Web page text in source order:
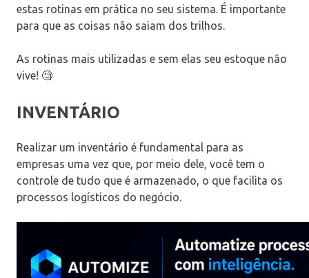
estas rotinas em prática no seu sistema. É importante
para que as coisas não saiam dos trilhos.
As rotinas mais utilizadas e sem elas seu estoque não
vive! 🧐
INVENTÁRIO
Realizar um inventário é fundamental para as
empresas uma vez que, por meio dele, você tem o
controle de tudo que é armazenado, o que facilita os
processos logísticos do negócio.